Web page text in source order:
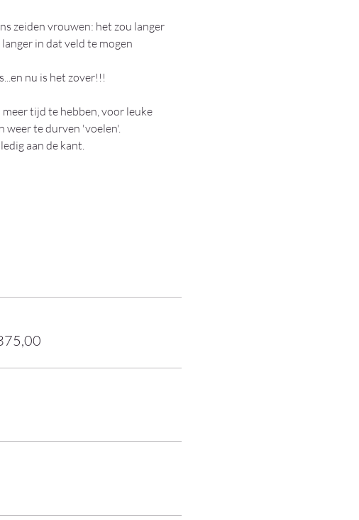
zeiden vrouwen: het zou langer
in dat veld te mogen
nu is het zover!!!
meer tijd te hebben, voor leuke
weer te durven 'voelen'.
aan de kant.